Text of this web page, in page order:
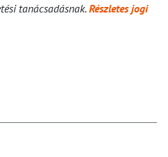
tanácsadásnak.Részletes jogi